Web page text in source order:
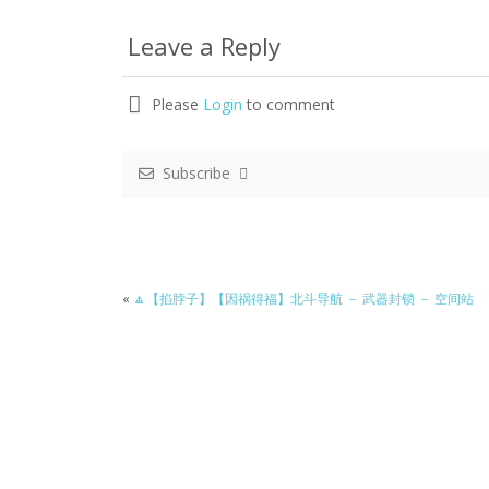
Leave a Reply
Please Login to comment
Subscribe
« 🔼【掐脖子】【因祸得福】北斗导航 － 武器封锁 － 空间站